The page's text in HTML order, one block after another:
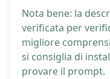
Nota bene: la
verificata per
migliore
si consiglia di
provare il prompt.